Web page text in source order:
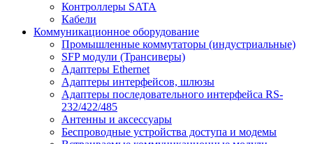
Контроллеры SATA
Кабели
Коммуникационное оборудование
Промышленные коммутаторы (индустриальные)
SFP модули (Трансиверы)
Адаптеры Ethernet
Адаптеры интерфейсов, шлюзы
Адаптеры последовательного интерфейса RS-
232/422/485
Антенны и аксессуары
Беспроводные устройства доступа и модемы